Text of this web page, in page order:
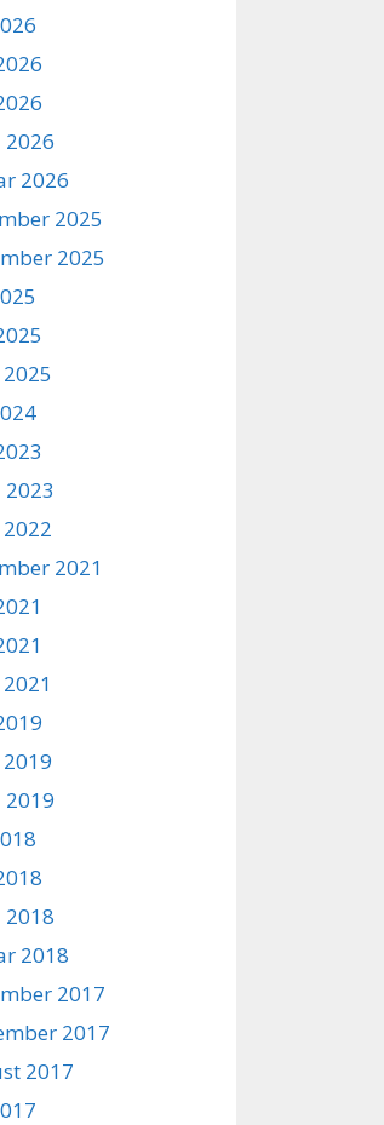
2026
2026
2025
2025
2021
2019
2018
2018
2017
2017
2017